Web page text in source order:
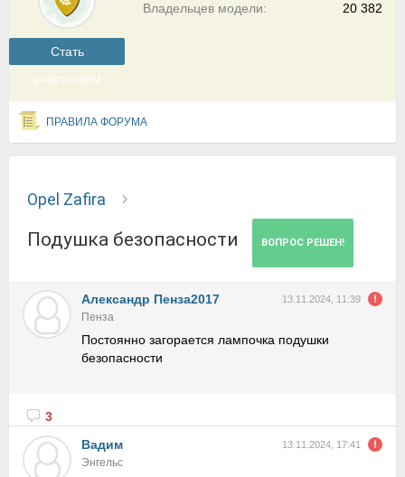
Cтать
участником
20 382
Владельцев модели:
ПРАВИЛА ФОРУМА
Opel Zafira
Подушка безопасности ВОПРОС РЕШЕН!
Александр Пенза2017 13.11.2024, 11:39
Пенза
Постоянно загорается лампочка подушки
безопасности
3
Вадим
13.11.2024, 17:41
Энгельс